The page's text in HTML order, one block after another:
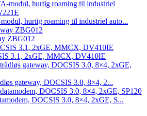
hurtig roaming til industriel auto...
ZBG012
3.1, 2xGE, MMCX, DV410IE
gateway, DOCSIS 3.0, 8×4, 2...
DOCSIS 3.0, 8×4, 2xGE, S...